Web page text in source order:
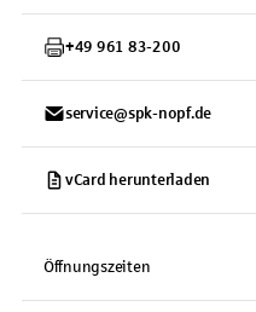
+49 961 83-200
service@spk-nopf.de
vCard herunterladen
Öffnungszeiten